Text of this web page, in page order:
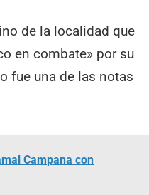
de la localidad que
en combate» por su
fue una de las notas
Campana con